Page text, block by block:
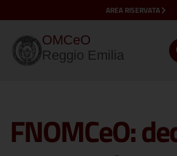
AREA RISERVATA
OMCeO
Reggio Emilia
FNOMCeO: